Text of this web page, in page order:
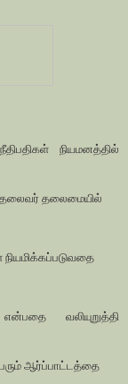
நியமனத்தில்
தலைவர் தலைமையில்
வலியுறுத்தி
ஆர்ப்பாட்டத்தை